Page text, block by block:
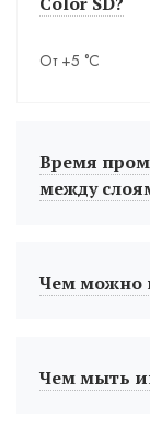
От +5 °С
Время
между
Чем можно
Чем мыть